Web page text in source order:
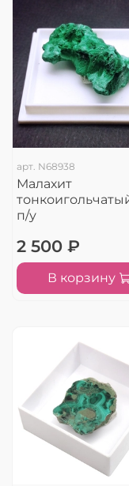
арт. N68938
Малахит
п/у
2 500 ₽
В корзину